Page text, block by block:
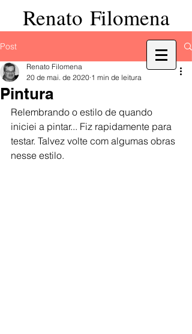
Renato Filomena
Post
Pintura
Renato Filomena
20 de mai. de 2020 1 min de leitura
Relembrando o estilo de quando
iniciei a pintar... Fiz rapidamente para
testar. Talvez volte com algumas obras
nesse estilo.